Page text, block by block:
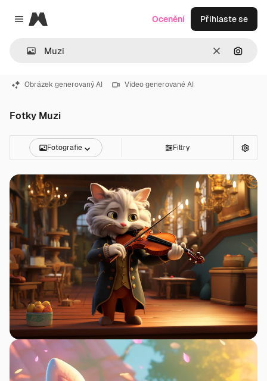
Close menu
Magnific
ZrušitHledat
Ocenění Přihlaste se
Obrázek generovaný AI Video generované AI
Fotky Muzi
Fotografie Filtry